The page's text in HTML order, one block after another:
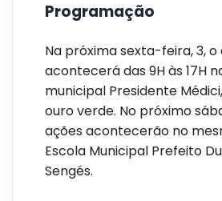
Programação
Na próxima sexta-feira, 3,
acontecerá das 9H às 17H
municipal Presidente
ouro verde. No próximo
ações acontecerão no
Escola Municipal Prefeito
Sengés.